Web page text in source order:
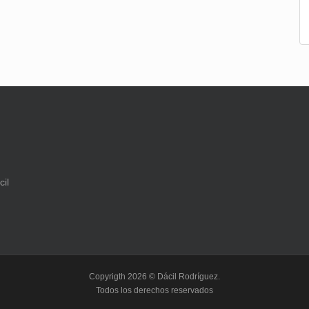
Copyrigth 2026 © Dácil Rodríguez.
Todos los derechos reservados